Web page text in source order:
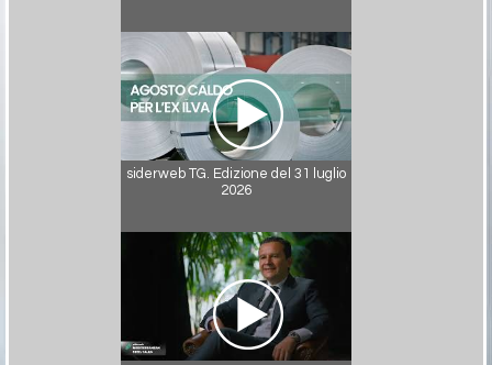
siderweb TG. Edizione del 31 luglio
2026